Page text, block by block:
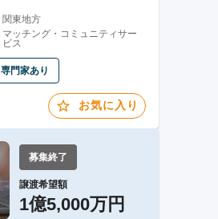
関東地方
マッチング・コミュニティサー
ビス
専門家あり
お気に入り
募集終了
譲渡希望額
1億5,000万円